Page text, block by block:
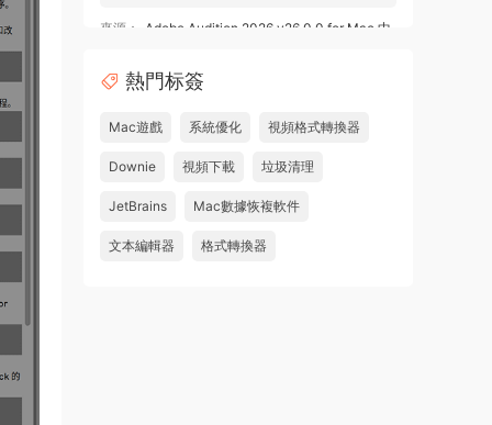
來源：
Adobe Audition 2026 v26.0.0 for Mac 中
u878525109508 • 2026-08-08
求 ishot pro 2.6.8破解版
來源： 求檔區
熱門标簽
Mac遊戲 系統優化 視頻格式轉換器
Downie 視頻下載 垃圾清理
JetBrains Mac數據恢複軟件
文本編輯器 格式轉換器